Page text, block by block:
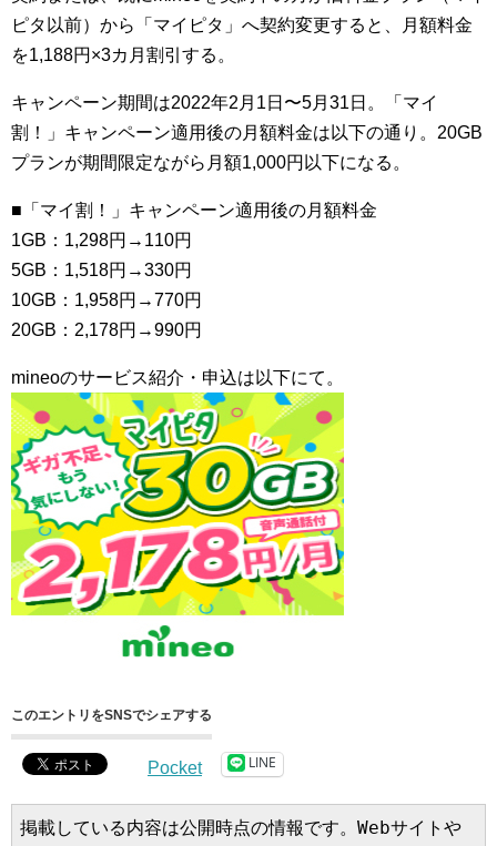
ピタ以前）から「マイピタ」へ契約変更すると、月額料金
を1,188円×3カ月割引する。
キャンペーン期間は2022年2月1日〜5月31日。「マイ
割！」キャンペーン適用後の月額料金は以下の通り。20GB
プランが期間限定ながら月額1,000円以下になる。
■「マイ割！」キャンペーン適用後の月額料金
1GB：1,298円→110円
5GB：1,518円→330円
10GB：1,958円→770円
20GB：2,178円→990円
mineoのサービス紹介・申込は以下にて。
このエントリをSNSでシェアする
Pocket LINE
掲載している内容は公開時点の情報です。Webサイトや